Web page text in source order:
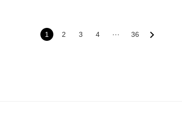
ISTJ의 교육스타일 근면성실의 표본인 ISTJ는 강한 ..
1 2 3 4 ··· 36